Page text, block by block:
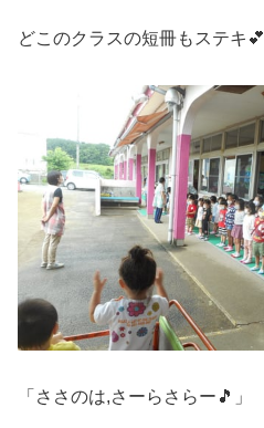
どこのクラスの短冊もステキ💕
「ささのは,さーらさらー🎵」